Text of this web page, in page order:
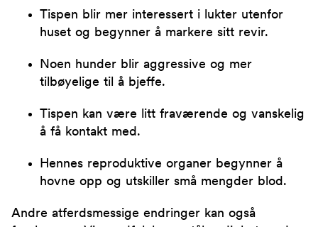
Tispen blir mer interessert i lukter utenfor
huset og begynner å markere sitt revir.
Noen hunder blir aggressive og mer
tilbøyelige til å bjeffe.
Tispen kan være litt fraværende og vanskelig
å få kontakt med.
Hennes reproduktive organer begynner å
hovne opp og utskiller små mengder blod.
Andre atferdsmessige endringer kan også